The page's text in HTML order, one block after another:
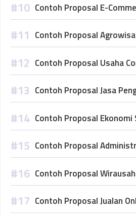
Contoh Proposal E-
Contoh Proposal
Contoh Proposal Usaha
Contoh Proposal Jasa
Contoh Proposal Ekonomi
Contoh Proposal
Contoh Proposal
Contoh Proposal Jualan